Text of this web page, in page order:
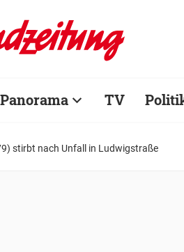
Panorama TV
stirbt nach Unfall in Ludwigstraße